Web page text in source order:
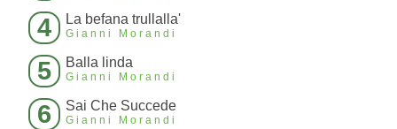
4 La befana trullalla'
Gianni Morandi
5 Balla linda
Gianni Morandi
6 Sai Che Succede
Gianni Morandi